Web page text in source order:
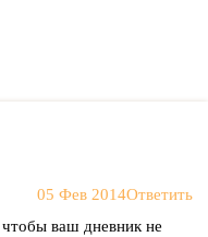
05 Фев 2014Ответить
чтобы ваш дневник не